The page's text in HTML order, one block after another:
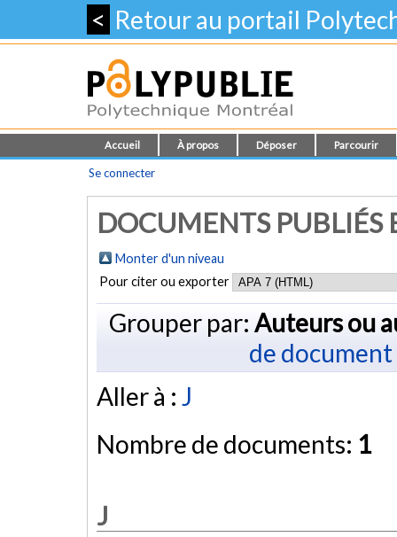
< Retour au portail
Accueil À propos Déposer Parcourir
Se connecter
DOCUMENTS PUBLIÉS
Monter d'un niveau
Pour citer ou exporter
Grouper par: Auteurs ou
de document
Aller à : J
Nombre de documents: 1
J